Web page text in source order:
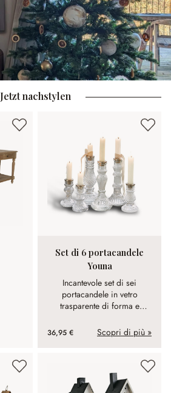
Jetzt nachstylen
Set di 6 portacandele
Youna
Incantevole set di sei
portacandele in vetro
trasparente di forma e
36,95 € Scopri di più »